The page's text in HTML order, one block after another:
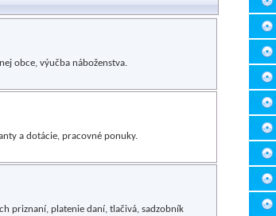
obce, výučba náboženstva.
a dotácie, pracovné ponuky.
priznaní, platenie daní, tlačivá, sadzobník